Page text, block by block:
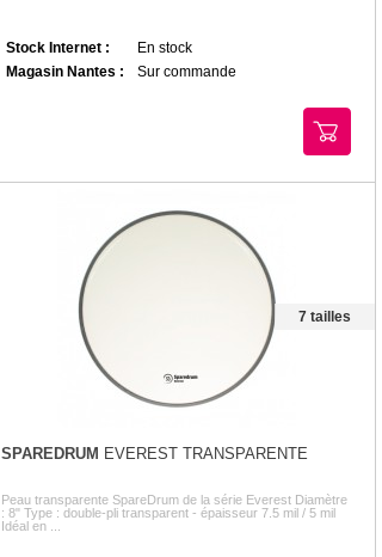
Stock Internet :
En stock
Magasin Nantes :
Sur commande
7 tailles
SPAREDRUM EVEREST TRANSPARENTE
Peau transparente SpareDrum de la série Everest Diamètre
: 8" Type : double-pli transparent - épaisseur 7.5 mil / 5 mil
Idéal en ...